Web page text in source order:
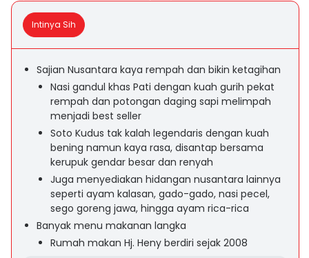
Intinya Sih
Sajian Nusantara kaya rempah dan bikin ketagihan
Nasi gandul khas Pati dengan kuah gurih pekat
rempah dan potongan daging sapi melimpah
menjadi best seller
Soto Kudus tak kalah legendaris dengan kuah
bening namun kaya rasa, disantap bersama
kerupuk gendar besar dan renyah
Juga menyediakan hidangan nusantara lainnya
seperti ayam kalasan, gado-gado, nasi pecel,
sego goreng jawa, hingga ayam rica-rica
Banyak menu makanan langka
Rumah makan Hj. Heny berdiri sejak 2008